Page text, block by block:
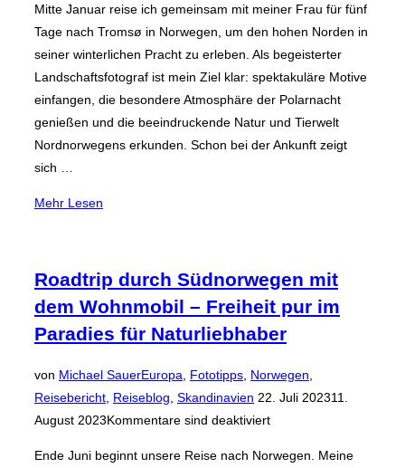
Europas“
Mitte Januar reise ich gemeinsam mit meiner Frau für fünf
Tage nach Tromsø in Norwegen, um den hohen Norden in
seiner winterlichen Pracht zu erleben. Als begeisterter
Landschaftsfotograf ist mein Ziel klar: spektakuläre Motive
einfangen, die besondere Atmosphäre der Polarnacht
genießen und die beeindruckende Natur und Tierwelt
Nordnorwegens erkunden. Schon bei der Ankunft zeigt
sich …
Mehr über
Tromsø:
Fünf
magische
Tage
Nordnorwegen“
Lesen
Roadtrip durch Südnorwegen mit
dem Wohnmobil – Freiheit pur im
Paradies für Naturliebhaber
von Michael SauerEuropa Fototipps Norwegen
Reisebericht Reiseblog Skandinavien Veröffentlicht
am
22. Juli 202311.
August 2023Kommentare sind deaktiviert
Ende Juni beginnt unsere Reise nach Norwegen. Meine